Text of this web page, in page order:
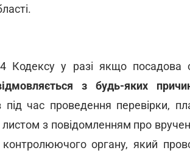
Кодексу у разі якщо посадова
з будь-яких
час проведення перевірки,
листом з повідомленням про
органу, який